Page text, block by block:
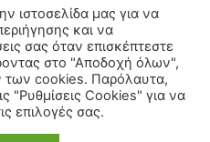
Διεθνή Κοινωνία
Αφιερώματα
ιστοσελίδα μας για να
και να
σας όταν επισκέπτεστε
στο "Αποδοχή όλων",
των cookies. Παρόλαυτα,
"Ρυθμίσεις Cookies" για να
επιλογές σας.